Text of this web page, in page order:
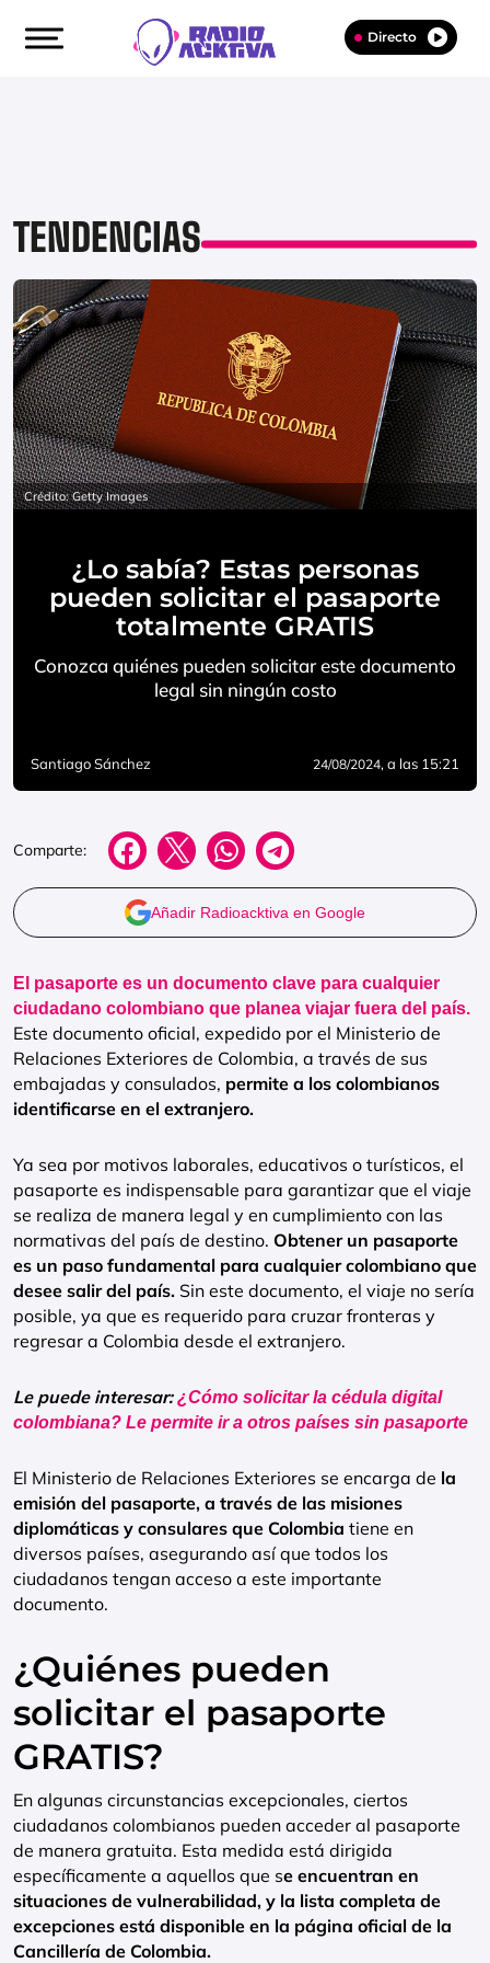
Directo
TENDENCIAS
Crédito: Getty Images
¿Lo sabía? Estas personas
pueden solicitar el pasaporte
totalmente GRATIS
Conozca quiénes pueden solicitar este documento
legal sin ningún costo
Santiago Sánchez 24/08/2024, a las 15:21
Comparte:
Añadir Radioacktiva en Google
El pasaporte es un documento clave para cualquier
ciudadano colombiano que planea viajar fuera del país.
Este documento oficial, expedido por el Ministerio de
Relaciones Exteriores de Colombia, a través de sus
embajadas y consulados, permite a los colombianos
identificarse en el extranjero.
Ya sea por motivos laborales, educativos o turísticos, el
pasaporte es indispensable para garantizar que el viaje
se realiza de manera legal y en cumplimiento con las
normativas del país de destino. Obtener un pasaporte
es un paso fundamental para cualquier colombiano que
desee salir del país. Sin este documento, el viaje no sería
posible, ya que es requerido para cruzar fronteras y
regresar a Colombia desde el extranjero.
Le puede interesar:¿Cómo solicitar la cédula digital
colombiana? Le permite ir a otros países sin pasaporte
El Ministerio de Relaciones Exteriores se encarga de la
emisión del pasaporte, a través de las misiones
diplomáticas y consulares que Colombia tiene en
diversos países, asegurando así que todos los
ciudadanos tengan acceso a este importante
documento.
¿Quiénes pueden
solicitar el pasaporte
GRATIS?
En algunas circunstancias excepcionales, ciertos
ciudadanos colombianos pueden acceder al pasaporte
de manera gratuita. Esta medida está dirigida
específicamente a aquellos que se encuentran en
situaciones de vulnerabilidad, y la lista completa de
excepciones está disponible en la página oficial de la
Cancillería de Colombia.